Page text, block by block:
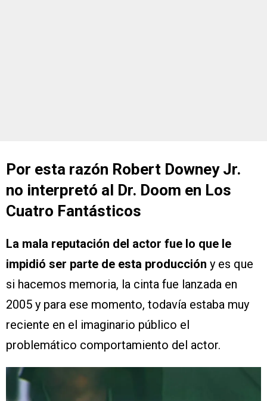
Por esta razón Robert Downey Jr.
no interpretó al Dr. Doom en Los
Cuatro Fantásticos
La mala reputación del actor fue lo que le
impidió ser parte de esta producción y es que
si hacemos memoria, la cinta fue lanzada en
2005 y para ese momento, todavía estaba muy
reciente en el imaginario público el
problemático comportamiento del actor.